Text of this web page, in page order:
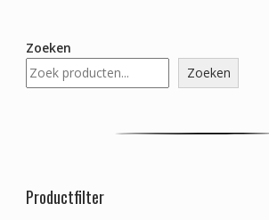
Zoeken
Zoeken
Productfilter